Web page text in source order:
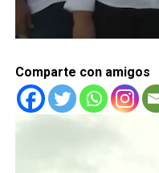
Comparte con amigos